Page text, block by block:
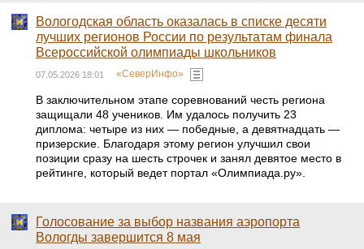
Вологодская область оказалась в списке десяти
лучших регионов России по результатам финала
Всероссийской олимпиады школьников
07.05.2026 18:01 «СеверИнфо»
В заключительном этапе соревнований честь региона
защищали 48 учеников. Им удалось получить 23
диплома: четыре из них — победные, а девятнадцать —
призерские. Благодаря этому регион улучшил свои
позиции сразу на шесть строчек и занял девятое место в
рейтинге, который ведет портал «Олимпиада.ру».
Голосование за выбор названия аэропорта
Вологды завершится 8 мая